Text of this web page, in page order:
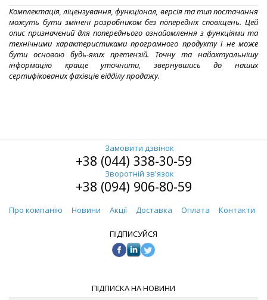
Комплектація, ліцензування, функціонал, версія та тип постачання
можуть бути змінені розробником без попередніх сповіщень. Цей
опис призначений для попереднього ознайомлення з функціями та
технічними характеристиками програмного продукту і не може
бути основою будь-яких претензій. Точну та найактуальнішу
інформацію краще уточнити, звернувшись до наших
сертифікованих фахівців відділу продажу.
Замовити дзвінок
+38 (044) 338-30-59
Зворотній зв'язок
+38 (094) 906-80-59
Про компанію Новини Акції Доставка Оплата Контакти
ПІДПИСУЙСЯ
ПІДПИСКА НА НОВИНИ